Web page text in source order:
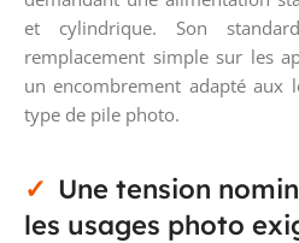
et cylindrique. Son
remplacement simple sur les
un encombrement adapté aux
type de pile photo.
Une tension
les usages photo